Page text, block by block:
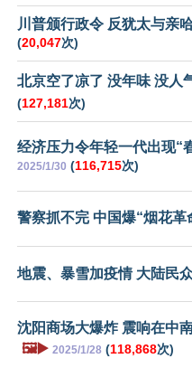
川普颁行政令 反犹太与亲
(20,047次)
北京空了凉了 没年味 没人
(127,181次)
经济压力令年轻一代出现“
2025/1/30 (116,715次)
警察抓不完 中国爆“烟花革
地震、暴雪加疫情 大陆民
沈阳商场大爆炸 震响在中
🖼️▶️ 2025/1/28 (118,868次)